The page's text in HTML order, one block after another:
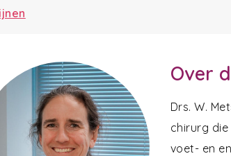
Over
Drs. W.
chirurg die
voet- en